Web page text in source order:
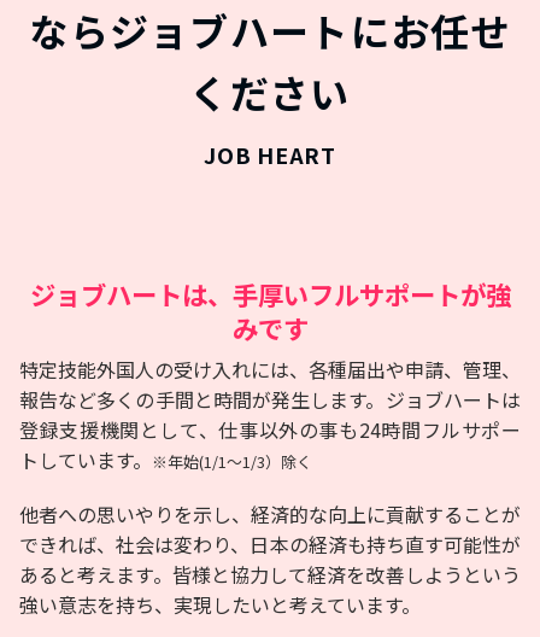
ならジョブハートにお任せ
ください
ジョブハートは、手厚いフルサポートが強
みです
特定技能外国人の受け入れには、各種届出や申請、管理、
報告など多くの手間と時間が発生します。ジョブハートは
登録支援機関として、仕事以外の事も24時間フルサポー
トしています。
※年始(1/1～1/3）除く
他者への思いやりを示し、経済的な向上に貢献することが
できれば、社会は変わり、日本の経済も持ち直す可能性が
あると考えます。皆様と協力して経済を改善しようという
強い意志を持ち、実現したいと考えています。